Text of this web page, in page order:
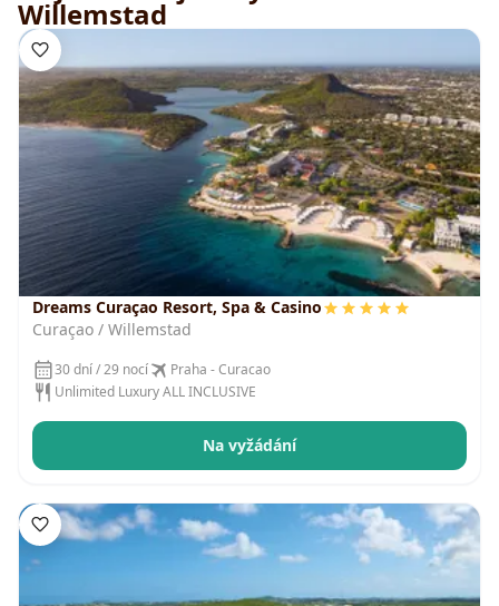
Willemstad
Dreams Curaçao Resort, Spa & Casino
Curaçao / Willemstad
30 dní / 29 nocí
Praha - Curacao
Unlimited Luxury ALL INCLUSIVE
Na vyžádání